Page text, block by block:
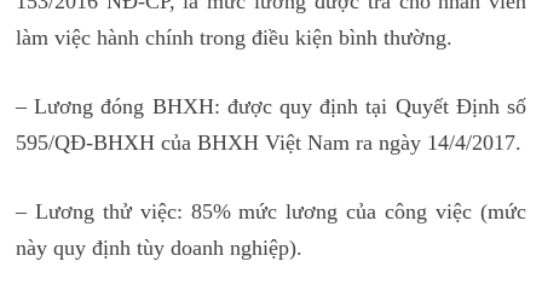
làm việc hành chính trong điều kiện bình thường.
– Lương đóng BHXH: được quy định tại Quyết Định số
595/QĐ-BHXH của BHXH Việt Nam ra ngày 14/4/2017.
– Lương thử việc: 85% mức lương của công việc (mức
này quy định tùy doanh nghiệp).